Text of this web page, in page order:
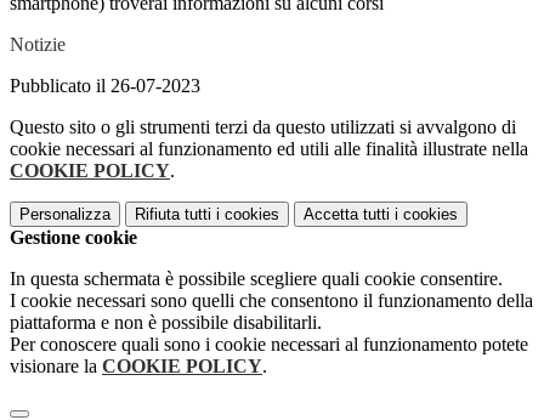
Notizie
Pubblicato il 26-07-2023
Questo sito o gli strumenti terzi da questo utilizzati si avvalgono di
cookie necessari al funzionamento ed utili alle finalità illustrate nella
COOKIE POLICY.
Personalizza Rifiuta tutti i cookies Accetta tutti i cookies
Gestione cookie
In questa schermata è possibile scegliere quali cookie consentire.
I cookie necessari sono quelli che consentono il funzionamento della
piattaforma e non è possibile disabilitarli.
Per conoscere quali sono i cookie necessari al funzionamento potete
visionare la COOKIE POLICY.